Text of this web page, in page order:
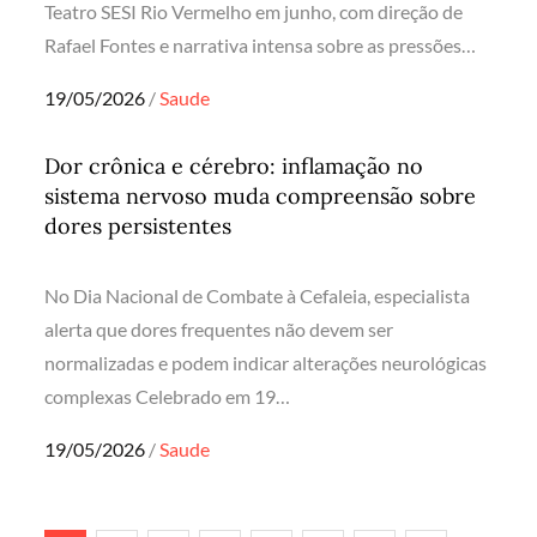
Teatro SESI Rio Vermelho em junho, com direção de
Rafael Fontes e narrativa intensa sobre as pressões…
Posted
19/05/2026 Saude
Dor crônica e cérebro: inflamação no
sistema nervoso muda compreensão sobre
dores persistentes
No Dia Nacional de Combate à Cefaleia, especialista
alerta que dores frequentes não devem ser
normalizadas e podem indicar alterações neurológicas
complexas Celebrado em 19…
Posted
19/05/2026 Saude